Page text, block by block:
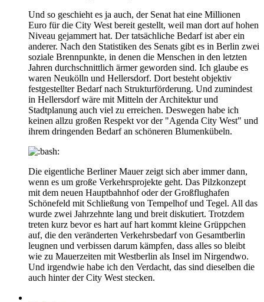
Und so geschieht es ja auch, der Senat hat eine Millionen
Euro für die City West bereit gestellt, weil man dort auf hohen
Niveau gejammert hat. Der tatsächliche Bedarf ist aber ein
anderer. Nach den Statistiken des Senats gibt es in Berlin zwei
soziale Brennpunkte, in denen die Menschen in den letzten
Jahren durchschnittlich ärmer geworden sind. Ich glaube es
waren Neukölln und Hellersdorf. Dort besteht objektiv
festgestellter Bedarf nach Strukturförderung. Und zumindest
in Hellersdorf wäre mit Mitteln der Architektur und
Stadtplanung auch viel zu erreichen. Deswegen habe ich
keinen allzu großen Respekt vor der "Agenda City West" und
ihrem dringenden Bedarf an schöneren Blumenkübeln.
Die eigentliche Berliner Mauer zeigt sich aber immer dann,
wenn es um große Verkehrsprojekte geht. Das Pilzkonzept
mit dem neuen Hauptbahnhof oder der Großflughafen
Schönefeld mit Schließung von Tempelhof und Tegel. All das
wurde zwei Jahrzehnte lang und breit diskutiert. Trotzdem
treten kurz bevor es hart auf hart kommt kleine Grüppchen
auf, die den veränderten Verkehrsbedarf von Gesamtberlin
leugnen und verbissen darum kämpfen, dass alles so bleibt
wie zu Mauerzeiten mit Westberlin als Insel im Nirgendwo.
Und irgendwie habe ich den Verdacht, das sind dieselben die
auch hinter der City West stecken.